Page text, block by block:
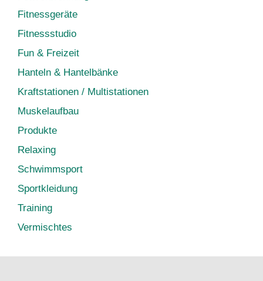
Fitnessgeräte
Fitnessstudio
Fun & Freizeit
Hanteln & Hantelbänke
Kraftstationen / Multistationen
Muskelaufbau
Produkte
Relaxing
Schwimmsport
Sportkleidung
Training
Vermischtes